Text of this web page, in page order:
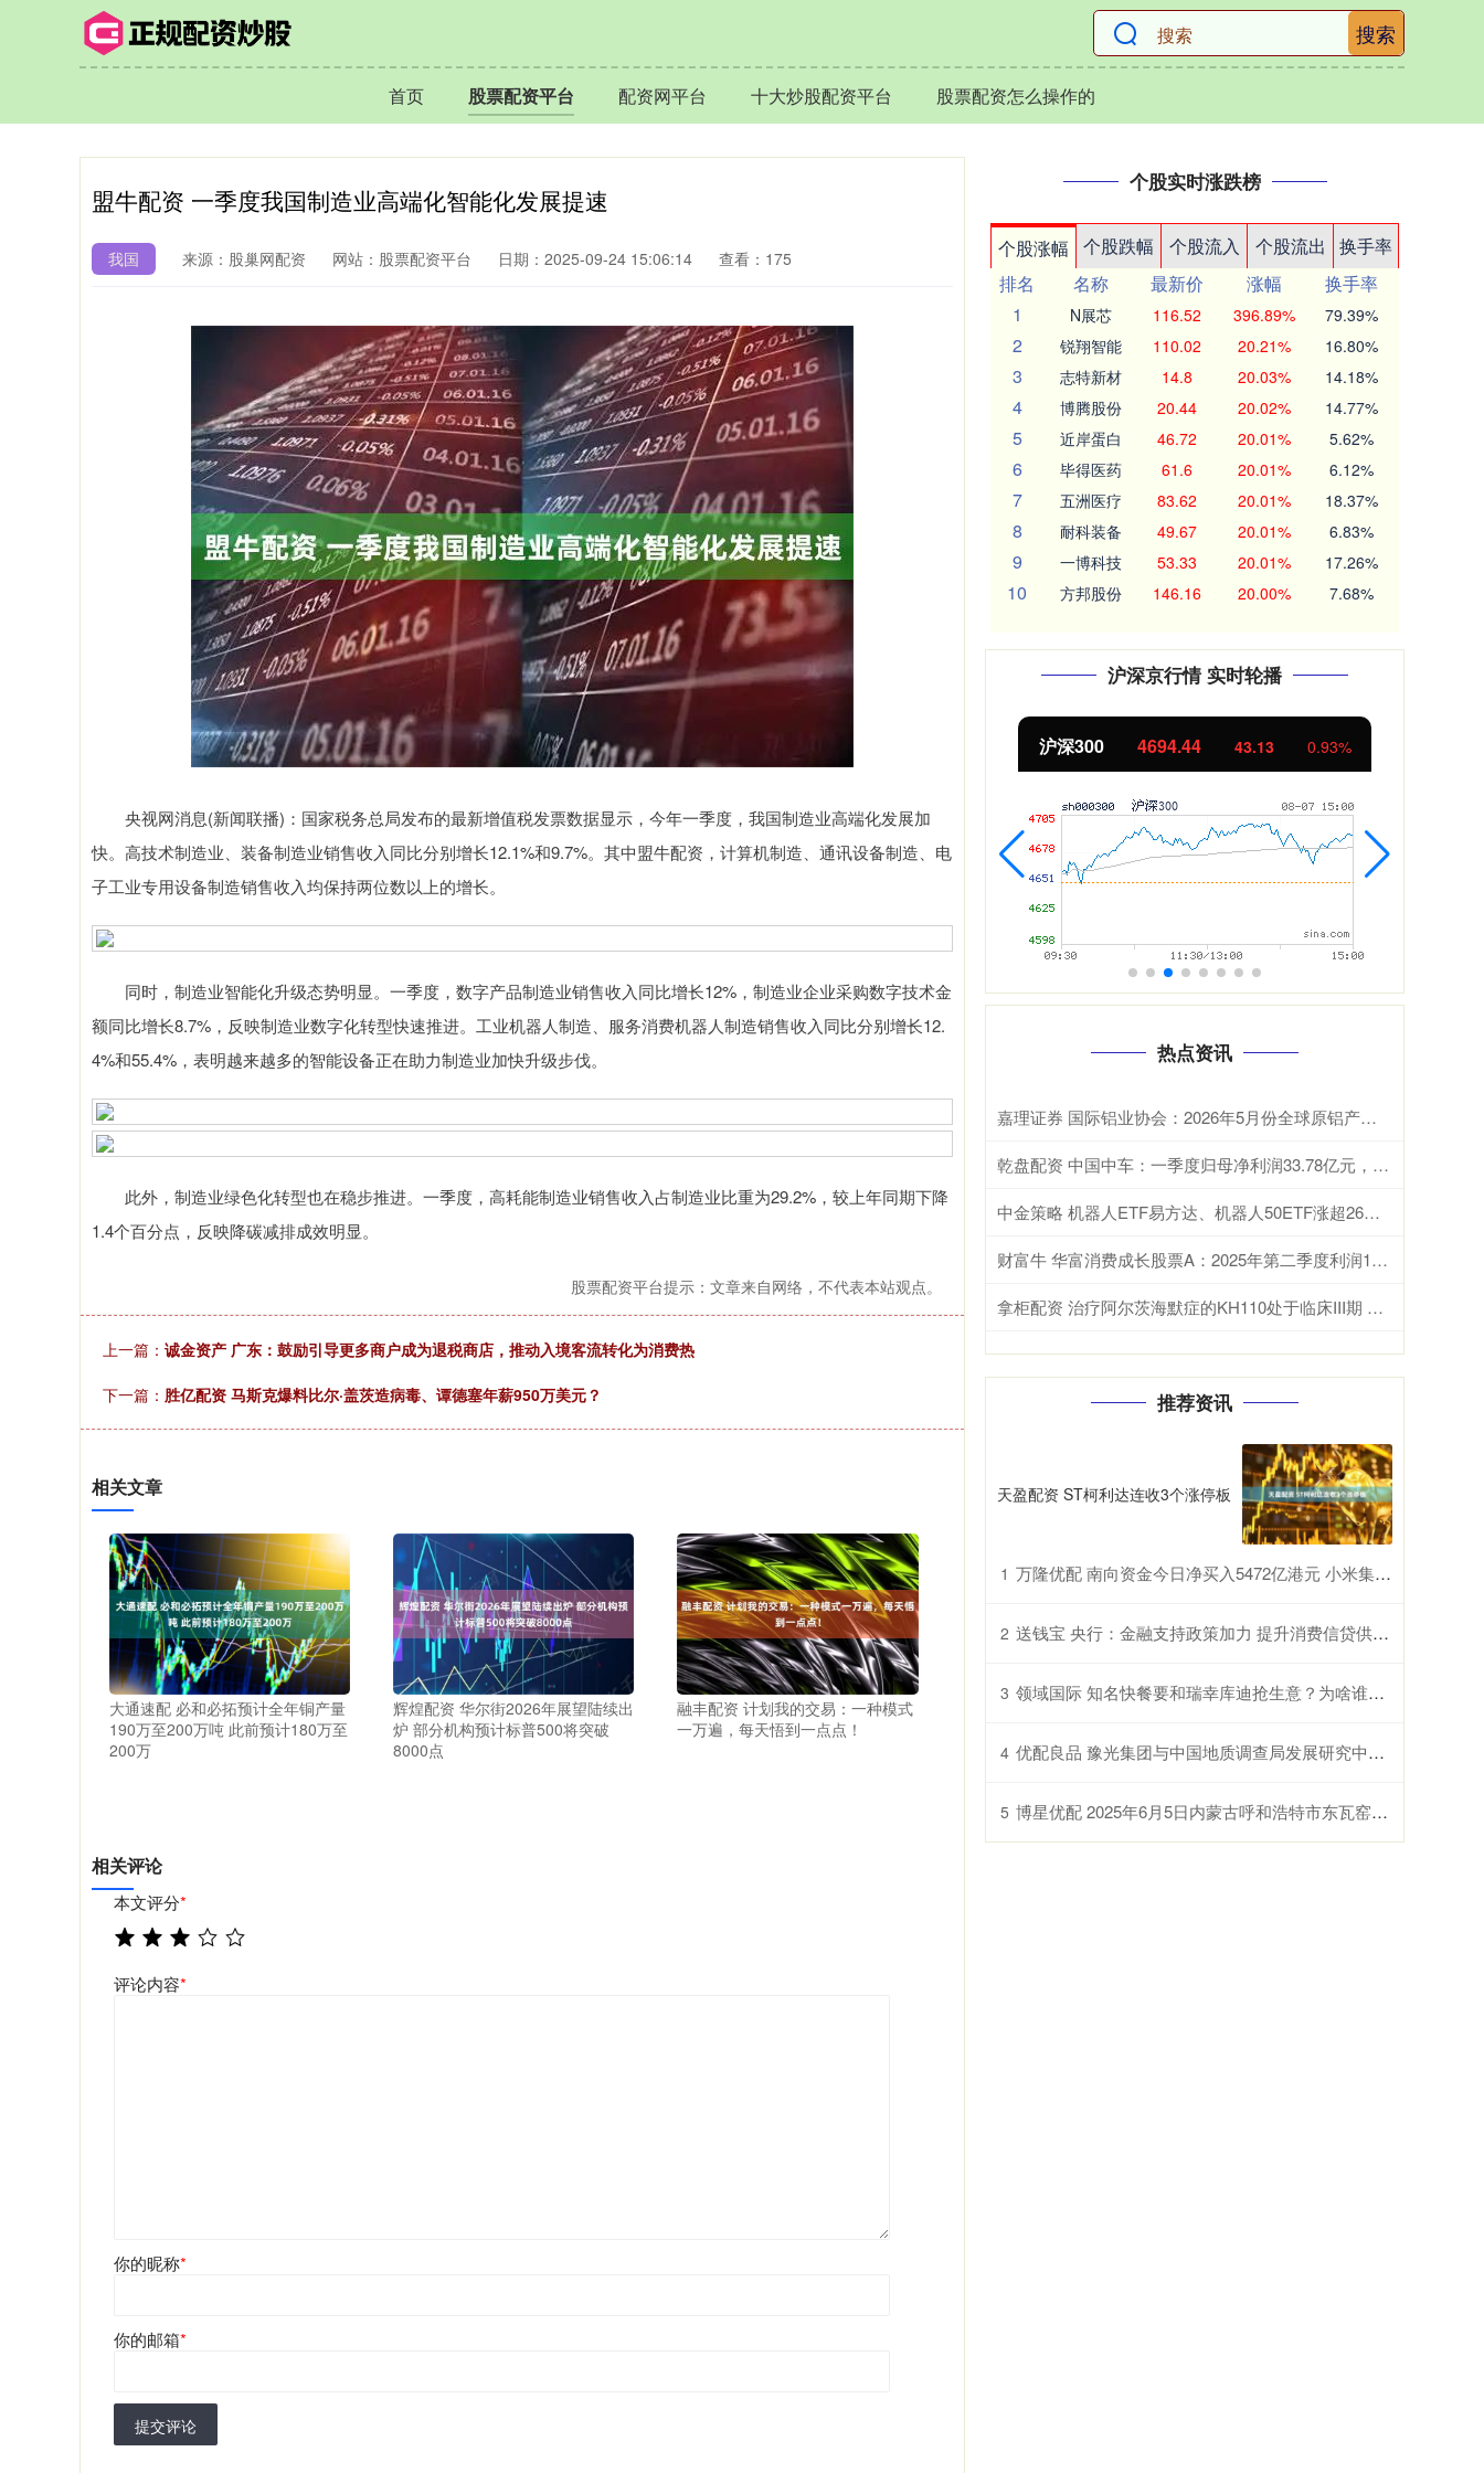
搜索
首页 股票配资平台 配资网平台 十大炒股配资平台 股票配资怎么操作的
盟牛配资 一季度我国制造业高端化智能化发展提速
我国 来源：股巢网配资 网站：股票配资平台 日期：2025-09-24 15:06:14 查看：175
央视网消息(新闻联播)：国家税务总局发布的最新增值税发票数据显示，今年一季度，我国制造业高端化发展加
快。高技术制造业、装备制造业销售收入同比分别增长12.1%和9.7%。其中盟牛配资，计算机制造、通讯设备制造、电
子工业专用设备制造销售收入均保持两位数以上的增长。
同时，制造业智能化升级态势明显。一季度，数字产品制造业销售收入同比增长12%，制造业企业采购数字技术金
额同比增长8.7%，反映制造业数字化转型快速推进。工业机器人制造、服务消费机器人制造销售收入同比分别增长12.
4%和55.4%，表明越来越多的智能设备正在助力制造业加快升级步伐。
此外，制造业绿色化转型也在稳步推进。一季度，高耗能制造业销售收入占制造业比重为29.2%，较上年同期下降
1.4个百分点，反映降碳减排成效明显。
股票配资平台提示：文章来自网络，不代表本站观点。
上一篇： 诚金资产 广东：鼓励引导更多商户成为退税商店，推动入境客流转化为消费热
下一篇： 胜亿配资 马斯克爆料比尔·盖茨造病毒、谭德塞年薪950万美元？
相关文章
大通速配 必和必拓预计全年铜产量
190万至200万吨 此前预计180万至
200万
辉煌配资 华尔街2026年展望陆续出
炉 部分机构预计标普500将突破
8000点
融丰配资 计划我的交易：一种模式
一万遍，每天悟到一点点！
相关评论
本文评分*
评论内容*
你的昵称*
你的邮箱*
提交评论
个股实时涨跌榜
个股涨幅 个股跌幅 个股流入 个股流出
换手率
排名
名称 最新价 涨幅
换手率
1
N展芯 116.52 396.89% 79.39%
2 锐翔智能 110.02 20.21% 16.80%
3 志特新材 14.8 20.03% 14.18%
4 博腾股份 20.44 20.02% 14.77%
5 近岸蛋白 46.72 20.01% 5.62%
6 毕得医药 61.6 20.01% 6.12%
7 五洲医疗 83.62 20.01% 18.37%
8 耐科装备 49.67 20.01% 6.83%
9 一博科技 53.33 20.01% 17.26%
10 方邦股份 146.16 20.00% 7.68%
沪深京行情 实时轮播
上证指数 3940.04 39.68 1.02% 深证成指 沪深300 4694.44 43.13 0.93%
热点资讯
嘉理证券 国际铝业协会：2026年5月份全球原铝产量为615.0万吨
乾盘配资 中国中车：一季度归母净利润33.78亿元，同比增长10.66%
中金策略 机器人ETF易方达、机器人50ETF涨超26%，年内超百亿资金机器人ETF
财富牛 华富消费成长股票A：2025年第二季度利润13637万元 净值增长率108%
拿柜配资 治疗阿尔茨海默症的KH110处于临床III期 康弘药业：具一定的不确定性
推荐资讯
天盈配资 ST柯利达连收3个涨停板
1 万隆优配 南向资金今日净买入5472亿港元 小米集团净买额居首
2 送钱宝 央行：金融支持政策加力 提升消费信贷供给能力
3 领域国际 知名快餐要和瑞幸库迪抢生意？为啥谁都要来做咖啡？
4 优配良品 豫光集团与中国地质调查局发展研究中心签署合作协议
5 博星优配 2025年6月5日内蒙古呼和浩特市东瓦窑农副产品批发市场有限责任公司价格行情